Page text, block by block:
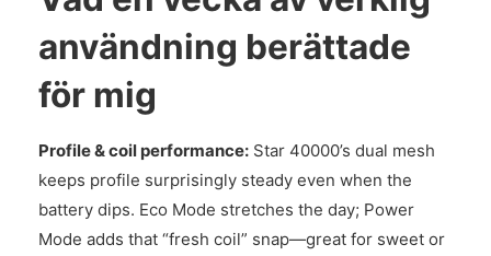
användning berättade
för mig
Profile & coil performance: Star 40000’s dual mesh
keeps profile surprisingly steady even when the
battery dips. Eco Mode stretches the day; Power
Mode adds that “fresh coil” snap—great for sweet or